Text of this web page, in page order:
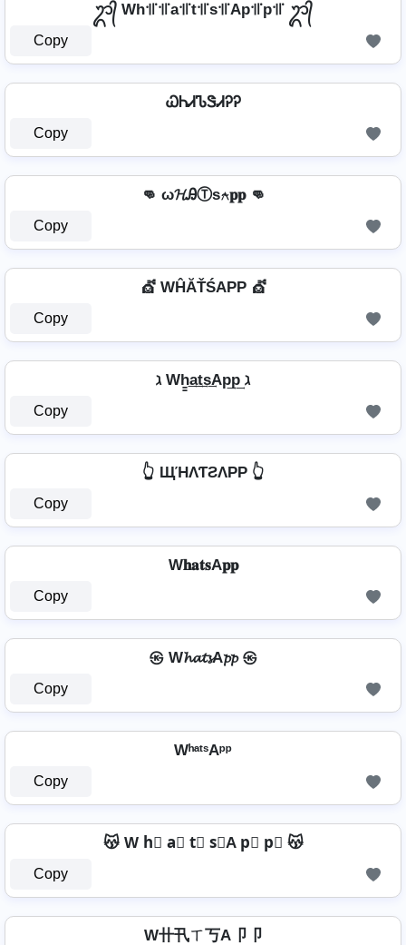
ᬊ᭄ Wh꜉꜍꜉꜍a꜉꜍t꜉꜍s꜉꜍Ap꜉꜍p꜉꜍ ᬊ᭄
Copy
ᏇᏂᏗᏖᏕᏗᎮᎮ
Copy
👊 ω𝓗ᎯⓉѕ⍲𝐩𝐩 👊
Copy
💇️ WĤĂŤŚAРР 💇️
Copy
ℷ Wh̳͢a͢t͢s͢Ap͢p͢ ℷ
Copy
👆 ЩΉΛƬƧΛPP 👆
Copy
W𝐡𝐚𝐭𝐬A𝐩𝐩
Copy
㉿ W𝓱𝓪𝓽𝓼A𝓹𝓹 ㉿
Copy
WʰᵃᵗˢAᵖᵖ
Copy
😽 W h⃣ a⃣ t⃣ s⃣A p⃣ p⃣ 😽
Copy
W卄卂ㄒ丂A卩卩